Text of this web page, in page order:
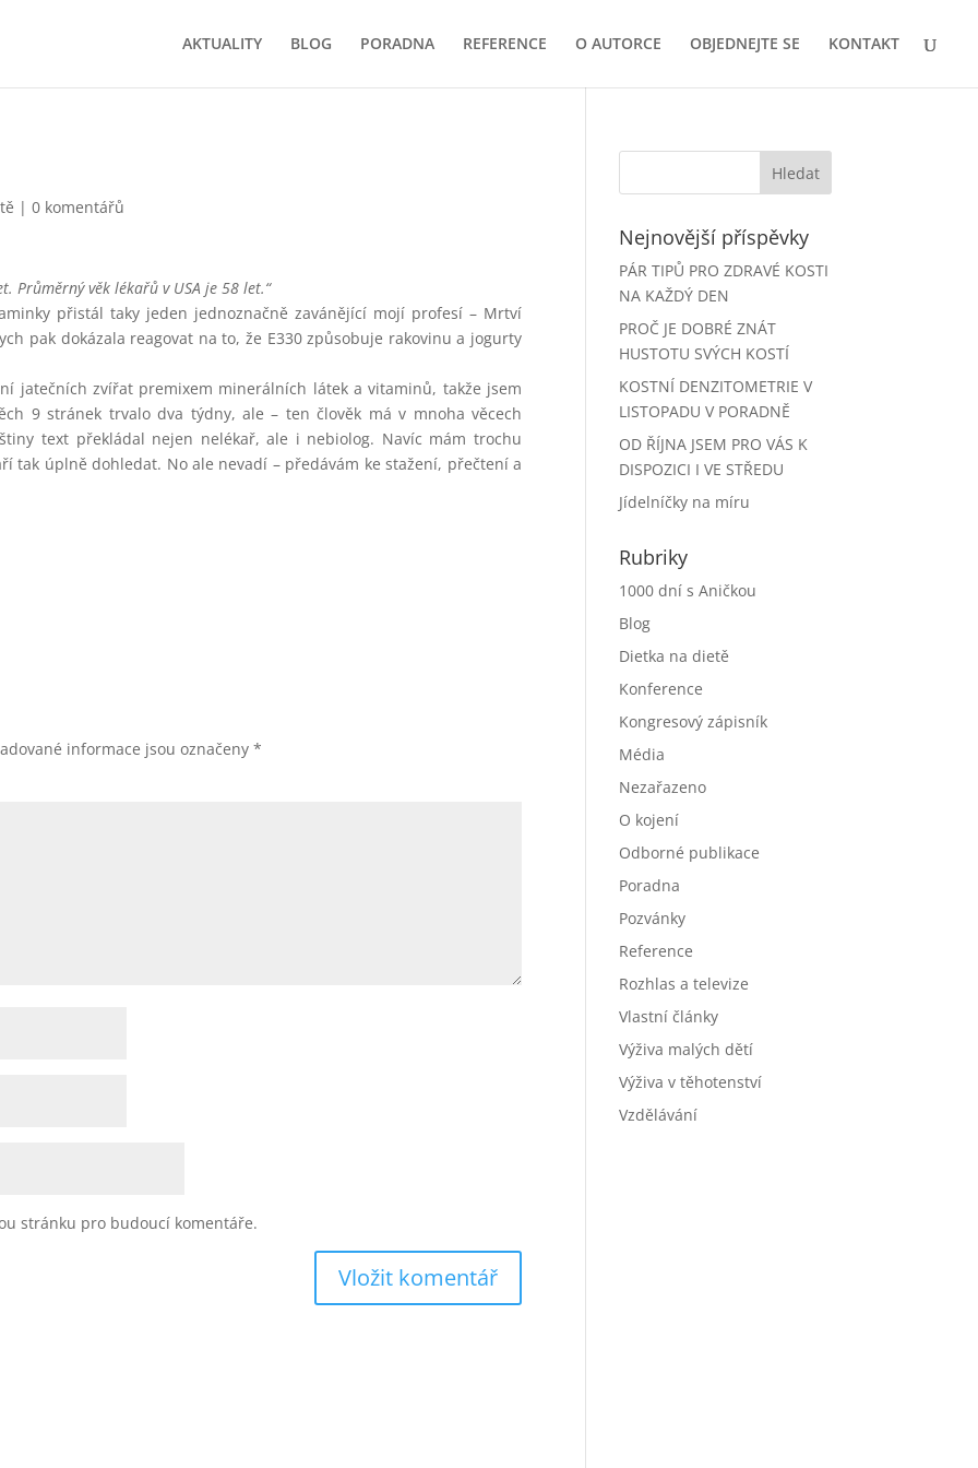
AKTUALITY BLOG PORADNA REFERENCE O AUTORCE OBJEDNEJTE SE KONTAKT
|0 komentářů
Průměrný věk lékařů v USA je 58 let.“
přistál taky jeden jednoznačně zavánějící mojí profesí – Mrtví
pak dokázala reagovat na to, že E330 způsobuje rakovinu a jogurty
jatečních zvířat premixem minerálních látek a vitaminů, takže jsem
9 stránek trvalo dva týdny, ale – ten člověk má v mnoha věcech
text překládal nejen nelékař, ale i nebiolog. Navíc mám trochu
tak úplně dohledat. No ale nevadí – předávám ke stažení, přečtení a
informace jsou označeny*
stránku pro budoucí komentáře.
Nejnovější příspěvky
PÁR TIPŮ PRO ZDRAVÉ KOSTI
NA KAŽDÝ DEN
PROČ JE DOBRÉ ZNÁT
HUSTOTU SVÝCH KOSTÍ
KOSTNÍ DENZITOMETRIE V
LISTOPADU V PORADNĚ
OD ŘÍJNA JSEM PRO VÁS K
DISPOZICI I VE STŘEDU
Jídelníčky na míru
Rubriky
1000 dní s Aničkou
Blog
Dietka na dietě
Konference
Kongresový zápisník
Média
Nezařazeno
O kojení
Odborné publikace
Poradna
Pozvánky
Reference
Rozhlas a televize
Vlastní články
Výživa malých dětí
Výživa v těhotenství
Vzdělávání